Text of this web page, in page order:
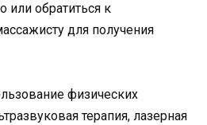
или обратиться к
для получения
физических
терапия, лазерная